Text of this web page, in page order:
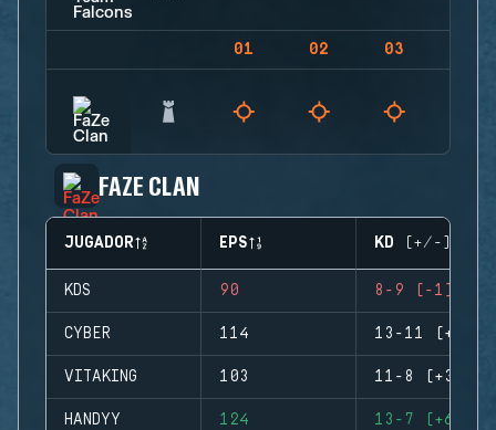
01 02 03
FAZE CLAN
JUGADOR EPS KD (+/-)
KDS 90 8-9 (-1)
CYBER 114 13-11 (+2)
VITAKING 103 11-8 (+3)
HANDYY 124 13-7 (+6)